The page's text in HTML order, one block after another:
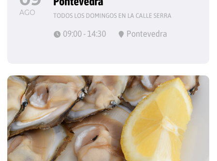
AGO TODOS LOS DOMINGOS EN LA CALLE SERRA
09:00 - 14:30 Pontevedra